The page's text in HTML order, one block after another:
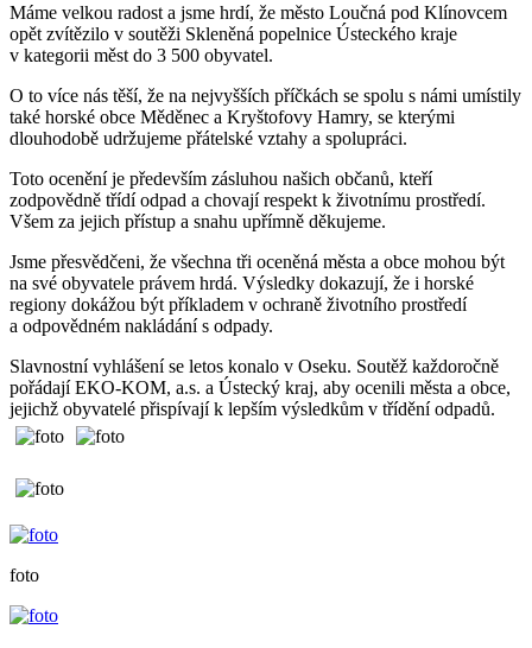
Máme velkou radost a jsme hrdí, že město Loučná pod Klínovcem
opět zvítězilo v soutěži Skleněná popelnice Ústeckého kraje
v kategorii měst do 3 500 obyvatel.
O to více nás těší, že na nejvyšších příčkách se spolu s námi umístily
také horské obce Měděnec a Kryštofovy Hamry, se kterými
dlouhodobě udržujeme přátelské vztahy a spolupráci.
Toto ocenění je především zásluhou našich občanů, kteří
zodpovědně třídí odpad a chovají respekt k životnímu prostředí.
Všem za jejich přístup a snahu upřímně děkujeme.
Jsme přesvědčeni, že všechna tři oceněná města a obce mohou být
na své obyvatele právem hrdá. Výsledky dokazují, že i horské
regiony dokážou být příkladem v ochraně životního prostředí
a odpovědném nakládání s odpady.
Slavnostní vyhlášení se letos konalo v Oseku. Soutěž každoročně
pořádají EKO-KOM, a.s. a Ústecký kraj, aby ocenili města a obce,
jejichž obyvatelé přispívají k lepším výsledkům v třídění odpadů.
foto